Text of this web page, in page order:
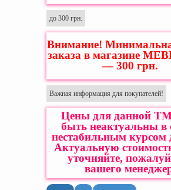
до 300 грн.
Внимание!
заказа в магазине
— 300 грн.
Важная информация для покупателей!
Цены для данной
быть неактуальны в
нестабильным курсом
Актуальную
уточняйте,
вашего